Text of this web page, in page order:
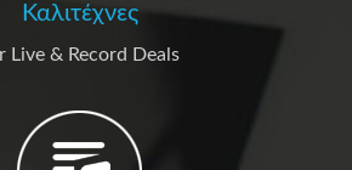
Καλιτέχνες
Live & Record Deals